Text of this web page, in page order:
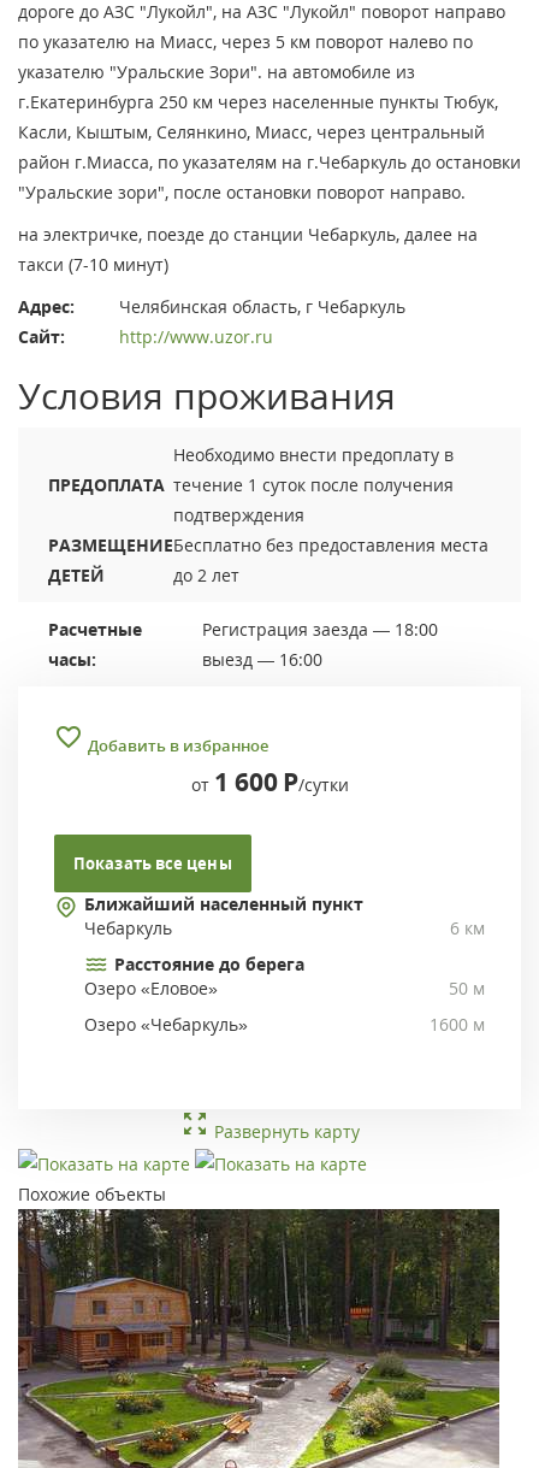
дороге до АЗС "Лукойл", на АЗС "Лукойл" поворот направо
по указателю на Миасс, через 5 км поворот налево по
указателю "Уральские Зори". на автомобиле из
г.Екатеринбурга 250 км через населенные пункты Тюбук,
Касли, Кыштым, Селянкино, Миасс, через центральный
район г.Миасса, по указателям на г.Чебаркуль до остановки
"Уральские зори", после остановки поворот направо.
на электричке, поезде до станции Чебаркуль, далее на
такси (7-10 минут)
Адрес:
Челябинская область, г Чебаркуль
Сайт:
http://www.uzor.ru
Условия проживания
ПРЕДОПЛАТА
Необходимо внести предоплату в
течение 1 суток после получения
подтверждения
РАЗМЕЩЕНИЕ
ДЕТЕЙ
Бесплатно без предоставления места
до 2 лет
Расчетные
часы:
Регистрация заезда — 18:00
выезд — 16:00
Добавить в избранное
от 1 600 Р/сутки
Показать все цены
Ближайший населенный пункт
Чебаркуль
6 км
Расстояние до берега
Озеро «Еловое»
50 м
Озеро «Чебаркуль»
1600 м
Развернуть карту
Похожие объекты